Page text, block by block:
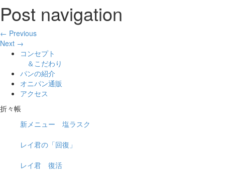
Post navigation
← Previous
Next →
コンセプト
＆こだわり
パンの紹介
オニパン通販
アクセス
折々帳
新メニュー 塩ラスク
レイ君の「回復」
レイ君 復活